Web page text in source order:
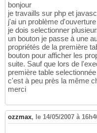
bonjour
je travaills sur php et
j'ai un problème
je dois selectionner
un bouton je passe à une
propriétés de la première
bouton pour afficher les
suite. Sauf que lors de
première table
c'est à peu près la même
merci
ozzmax, le 14/05/2007 à